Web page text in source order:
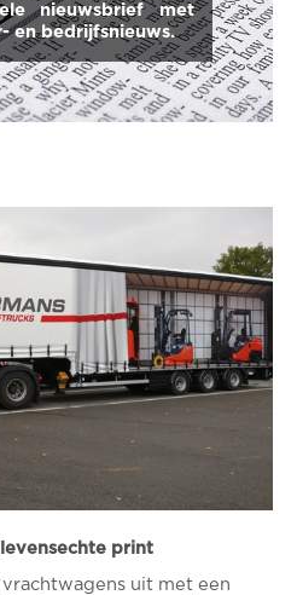
nieuwsbrief met
en bedrijfsnieuws.
print
uit met een